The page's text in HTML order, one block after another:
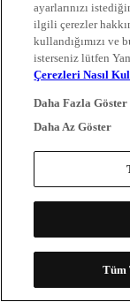
ayarlarınızı
ilgili çerezler
kullandığımızı ve
isterseniz lütfen
Çerezleri Nasıl
Daha Fazla Göster
Daha Az Göster
Tüm